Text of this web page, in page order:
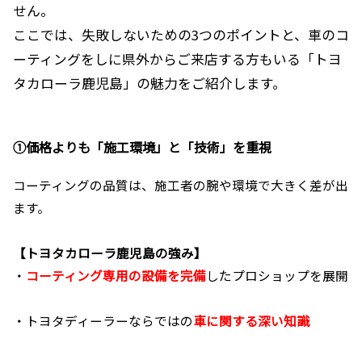
せん。
ここでは、失敗しないための3つのポイントと、車のコ
ーティングをしに県外からご来店する方もいる「トヨ
タカローラ鹿児島」の魅力をご紹介します。
①価格よりも「施工環境」と「技術」を重視
コーティングの品質は、施工者の腕や環境で大きく差が出
ます。
【トヨタカローラ鹿児島の強み】
・ コーティング専用の設備を完備したプロショップを展開
・トヨタディーラーならではの車に関する深い知識